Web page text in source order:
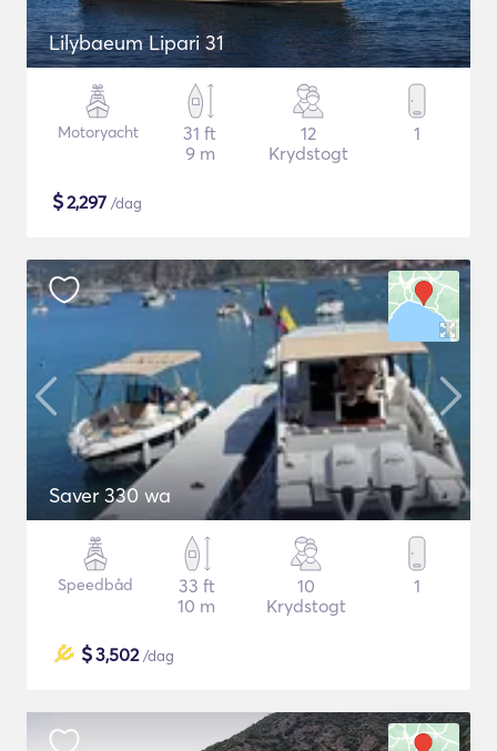
Lilybaeum Lipari 31
Motoryacht
31 ft
9 m
12
Krydstogt
1
$2,297 /dag
Saver 330 wa
Speedbåd
33 ft
10 m
10
Krydstogt
1
$3,502/dag